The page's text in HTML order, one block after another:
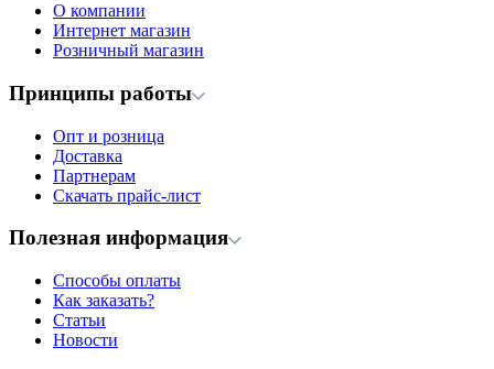
О компании
Интернет магазин
Розничный магазин
Принципы работы
Опт и розница
Доставка
Партнерам
Скачать прайс-лист
Полезная информация
Способы оплаты
Как заказать?
Статьи
Новости